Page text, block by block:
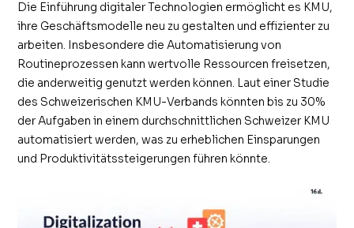
Die Einführung digitaler Technologien ermöglicht es KMU,
ihre Geschäftsmodelle neu zu gestalten und effizienter zu
arbeiten. Insbesondere die Automatisierung von
Routineprozessen kann wertvolle Ressourcen freisetzen,
die anderweitig genutzt werden können. Laut einer Studie
des Schweizerischen KMU-Verbands könnten bis zu 30%
der Aufgaben in einem durchschnittlichen Schweizer KMU
automatisiert werden, was zu erheblichen Einsparungen
und Produktivitätssteigerungen führen könnte.